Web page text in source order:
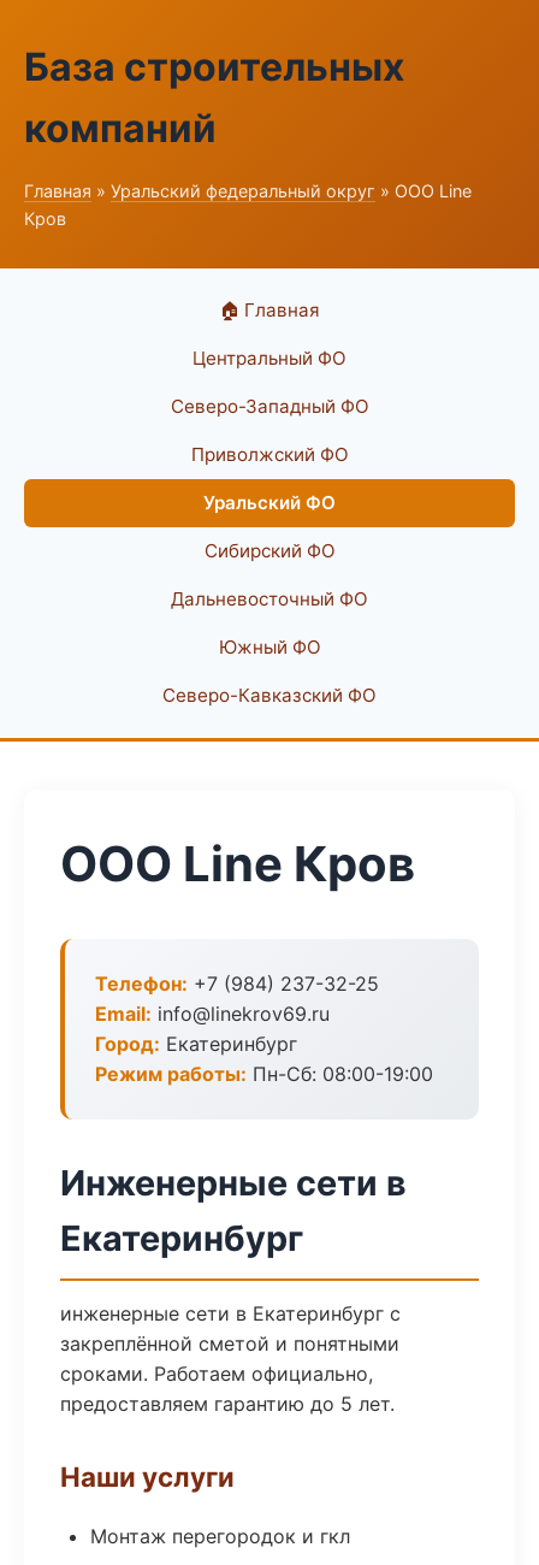
База строительных
компаний
Главная » Уральский федеральный округ » ООО Line
Кров
🏠 Главная
Центральный ФО
Северо-Западный ФО
Приволжский ФО
Уральский ФО
Сибирский ФО
Дальневосточный ФО
Южный ФО
Северо-Кавказский ФО
ООО Line Кров
Телефон: +7 (984) 237-32-25
Email: info@linekrov69.ru
Город: Екатеринбург
Режим работы: Пн-Сб: 08:00-19:00
Инженерные сети в
Екатеринбург
инженерные сети в Екатеринбург с
закреплённой сметой и понятными
сроками. Работаем официально,
предоставляем гарантию до 5 лет.
Наши услуги
Монтаж перегородок и гкл